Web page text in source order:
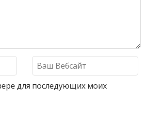
для последующих моих